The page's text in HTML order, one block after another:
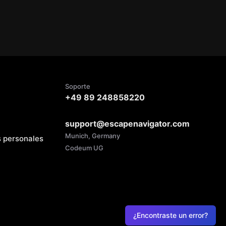
¿Encontraste un error?
personales
Soporte
+49 89 248858220
support@escapenavigator.com
Munich, Germany
Codeum UG